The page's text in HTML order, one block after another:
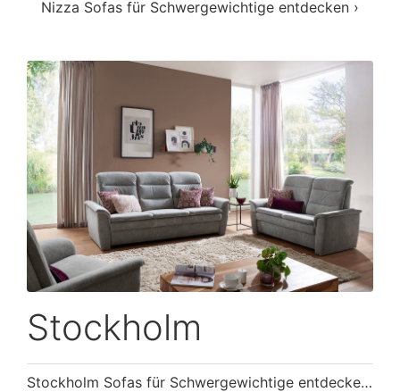
Nizza Sofas für Schwergewichtige entdecken ›
Stockholm
Stockholm Sofas für Schwergewichtige entdecken ›